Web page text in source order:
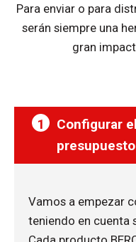
Para enviar o para
serán siempre una
gran
1
Configurar
presupuesto
Vamos a empezar
teniendo en cuenta